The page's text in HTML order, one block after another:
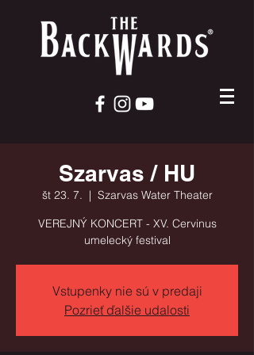
Szarvas / HU
št 23. 7.
  |
Szarvas Water Theater
VEREJNÝ KONCERT - XV. Cervinus
umelecký festival
Vstupenky nie sú v predaji
Pozrieť ďalšie udalosti